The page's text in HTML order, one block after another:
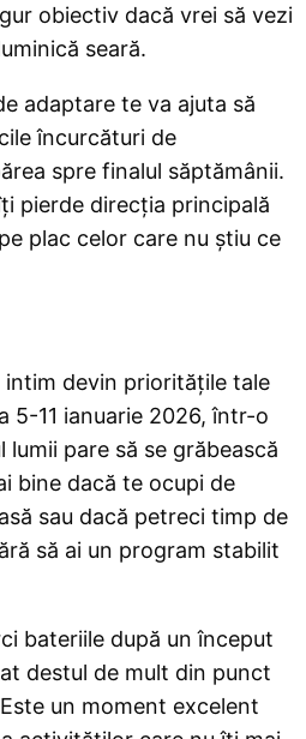
obiectiv dacă vrei să vezi
seară.
adaptare te va ajuta să
încurcături de
spre finalul săptămânii.
pierde direcția principală
plac celor care nu știu ce
intim devin prioritățile tale
5-11 ianuarie 2026, într-o
pare să se grăbească
bine dacă te ocupi de
sau dacă petreci timp de
să ai un program stabilit
bateriile după un început
destul de mult din punct
un moment excelent